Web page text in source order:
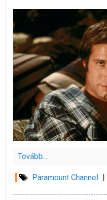
Tovább...
Paramount Channel